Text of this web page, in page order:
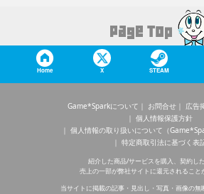
Home X STEAM
Game*Sparkについて お問合せ 広告
個人情報保護方針
個人情報の取り扱いについて（
特定商取引法に基づく表
紹介した商品/サービスを購入、契約した
売上の一部が弊社サイトに還元されること
当サイトに掲載の記事・見出し・写真・画像の無